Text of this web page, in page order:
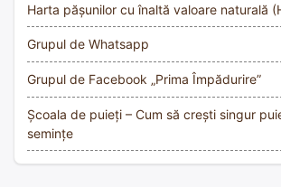
Harta pășunilor cu înaltă valoare naturală
Grupul de Whatsapp
Grupul de Facebook „Prima Împădurire”
Școala de puieți – Cum să crești singur
semințe